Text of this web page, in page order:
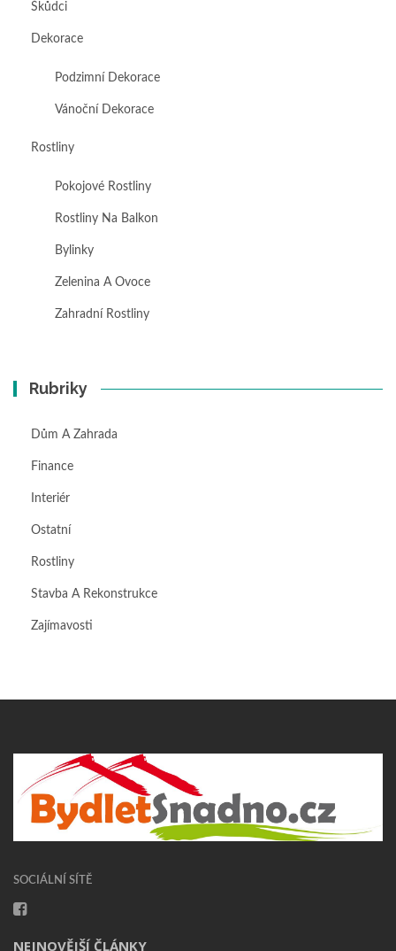
Škůdci
Dekorace
Podzimní Dekorace
Vánoční Dekorace
Rostliny
Pokojové Rostliny
Rostliny Na Balkon
Bylinky
Zelenina A Ovoce
Zahradní Rostliny
Rubriky
Dům A Zahrada
Finance
Interiér
Ostatní
Rostliny
Stavba A Rekonstrukce
Zajímavosti
SOCIÁLNÍ SÍTĚ
NEJNOVĚJŠÍ ČLÁNKY